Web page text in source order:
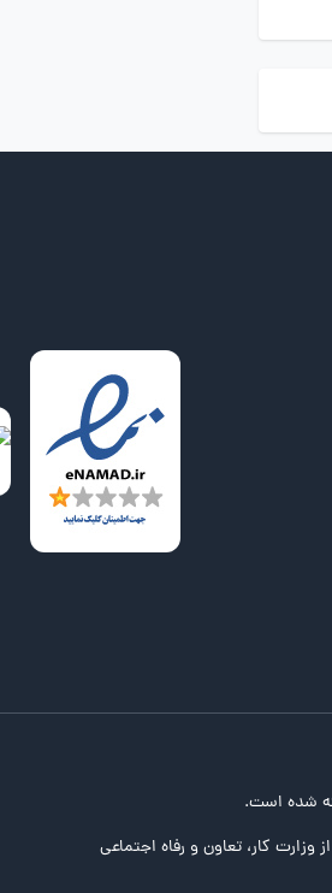
شده است.
وزارت کار، تعاون و رفاه اجتماعی